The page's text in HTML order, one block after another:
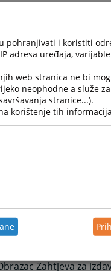
je podnjeti molbu uz
o uplati takse
podnešen Zahtjev za
pred
preuzeti na
izrečena zaštitna
za izdavanje
suda u Foči.
podignuta
osuđujuća presuda za
Zahtjeva za
pohranjivati i koristiti
adresa uređaja,
web stranica ne bi
neophodne a služe
stranice...).
korištenje tih